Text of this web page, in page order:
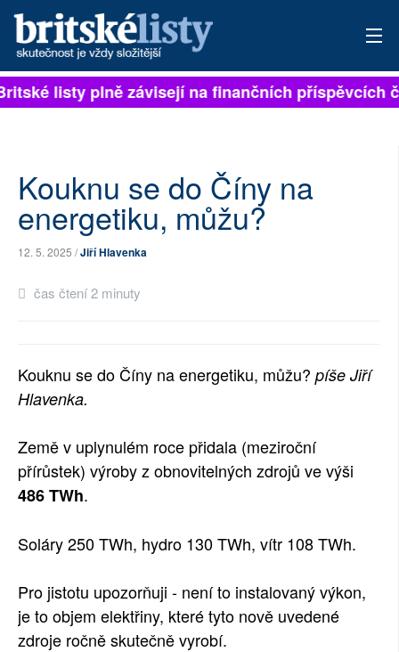
PŘIHLÁSIT
ARCHIV
ROZHOVORY
TÉMATA
NEJČTENĚJŠÍ ZA 7 DNÍ
PŘÍSPĚVKY NA PROVOZ
RUBRIKY
PLNÁ VERZE STRÁNEK
listy plně závisejí na finančních příspěvcích
Kouknu se do Číny na
energetiku, můžu?
12. 5. 2025 /Jiří Hlavenka
čas čtení 2 minuty
Kouknu se do Číny na energetiku, můžu? píše Jiří
Hlavenka.
Země v uplynulém roce přidala (meziroční
přírůstek) výroby z obnovitelných zdrojů ve výši
486 TWh.
Soláry 250 TWh, hydro 130 TWh, vítr 108 TWh.
Pro jistotu upozorňuji - není to instalovaný výkon,
je to objem elektřiny, které tyto nově uvedené
zdroje ročně skutečně vyrobí.